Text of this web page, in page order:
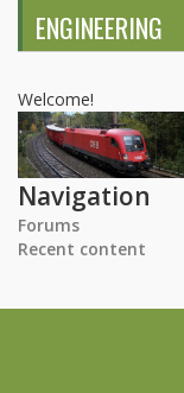
ENGINEERING
Welcome!
Navigation
Forums
Recent content